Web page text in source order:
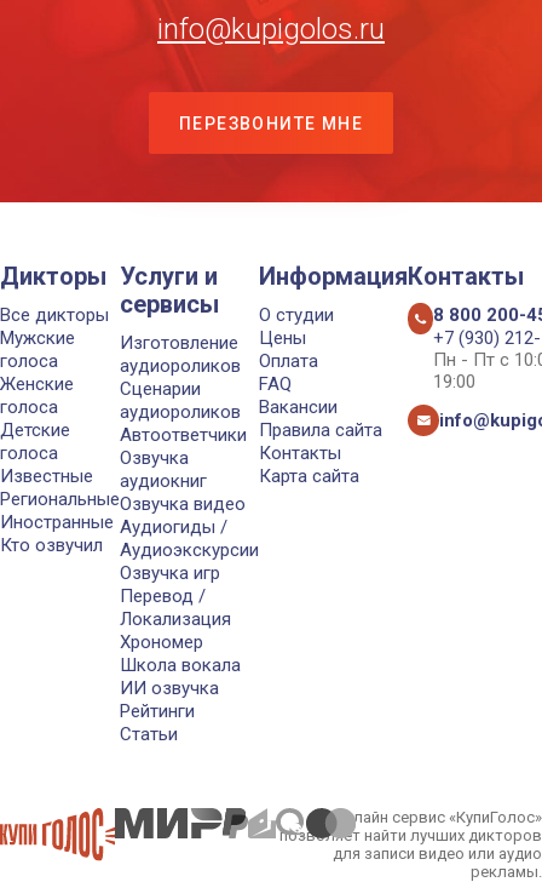
info@kupigolos.ru
ПЕРЕЗВОНИТЕ МНЕ
Дикторы
Все дикторы
Мужские
голоса
Женские
голоса
Детские
голоса
Известные
Региональные
Иностранные
Кто озвучил
Услуги и
сервисы
Изготовление
аудиороликов
Сценарии
аудиороликов
Автоответчики
Озвучка
аудиокниг
Озвучка видео
Аудиогиды /
Аудиоэкскурсии
Озвучка игр
Перевод /
Локализация
Хрономер
Школа вокала
ИИ озвучка
Рейтинги
Статьи
Информация
О студии
Цены
Оплата
FAQ
Вакансии
Правила сайта
Контакты
Карта сайта
Контакты
8 800 200-
+7 (930)
Пн - Пт с
19:00
Онлайн сервис «КупиГолос»
позволяет найти лучших дикторов
для записи видео или аудио
рекламы.